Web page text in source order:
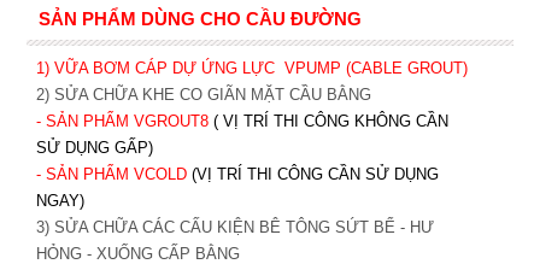
SẢN PHẨM DÙNG CHO CẦU ĐƯỜNG
1) VỮA BƠM CÁP DỰ ỨNG LỰC VPUMP (CABLE GROUT)
2) SỬA CHỮA KHE CO GIÃN MẶT CẦU BẰNG
- SẢN PHẨM VGROUT8 ( VỊ TRÍ THI CÔNG KHÔNG CẦN
SỬ DỤNG GẤP)
- SẢN PHẨM VCOLD (VỊ TRÍ THI CÔNG CẦN SỬ DỤNG
NGAY)
3) SỬA CHỮA CÁC CẤU KIỆN BÊ TÔNG SỨT BỂ - HƯ
HỎNG - XUỐNG CẤP BẰNG